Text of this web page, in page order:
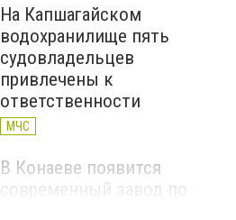
На Капшагайском
водохранилище пять
судовладельцев
привлечены к
ответственности
МЧС
В Конаеве появится
современный завод по